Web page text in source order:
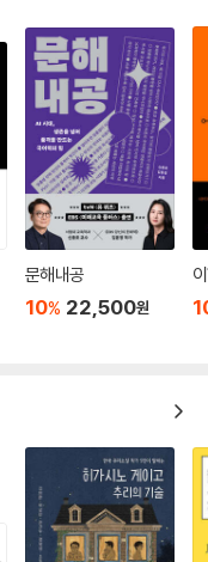
문해내공
10% 22,500원